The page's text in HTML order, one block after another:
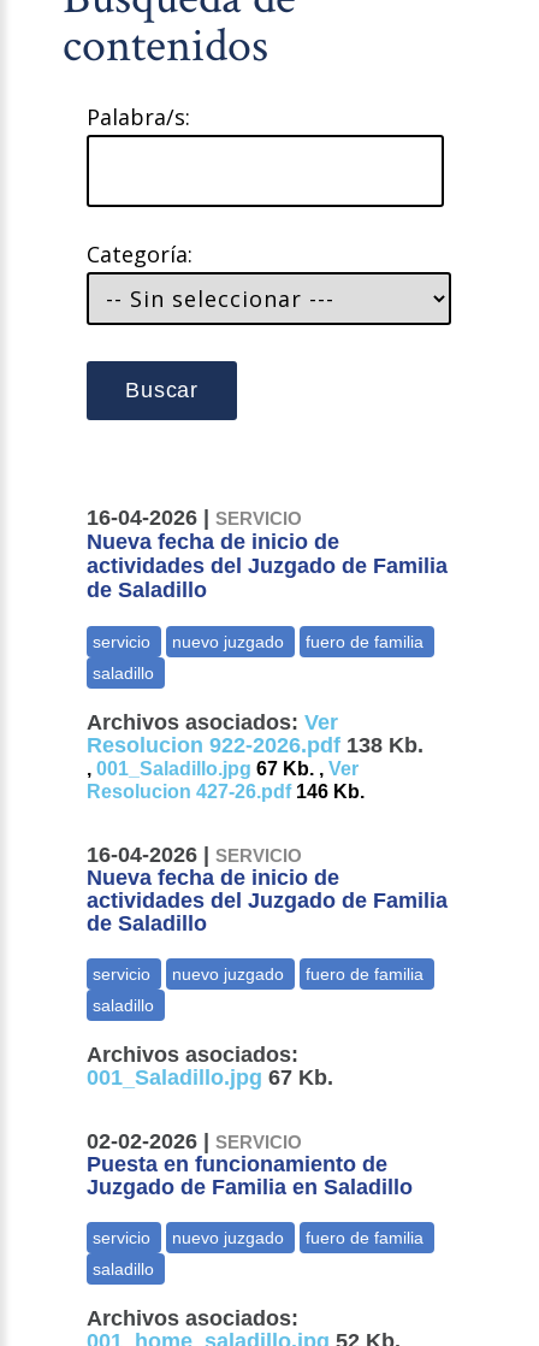
contenidos
Palabra/s:
Categoría:
Buscar
16-04-2026 |SERVICIO
Nueva fecha de inicio de
actividades del Juzgado de Familia
de Saladillo
Archivos asociados: Ver
Resolucion 922-2026.pdf 138 Kb.
,001_Saladillo.jpg 67 Kb. ,Ver
Resolucion 427-26.pdf146 Kb.
16-04-2026 |SERVICIO
Nueva fecha de inicio de
actividades del Juzgado de Familia
de Saladillo
Archivos asociados:
001_Saladillo.jpg 67 Kb.
02-02-2026 |SERVICIO
Puesta en funcionamiento de
Juzgado de Familia en Saladillo
Archivos asociados: